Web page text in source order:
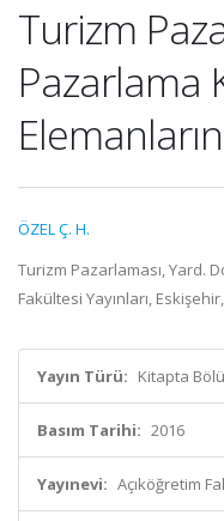
Turizm
Pazarlama
ÖZEL Ç. H.
Turizm Pazarlaması, Yard.
Fakültesi Yayınları,
Yayın Türü: Kitapta
Basım Tarihi: 2016
Yayınevi: Açıköğretim